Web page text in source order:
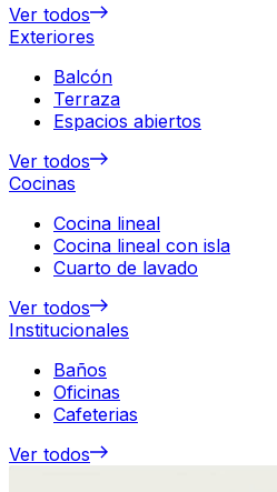
Ver todos
Exteriores
Balcón
Terraza
Espacios abiertos
Ver todos
Cocinas
Cocina lineal
Cocina lineal con isla
Cuarto de lavado
Ver todos
Institucionales
Baños
Oficinas
Cafeterias
Ver todos